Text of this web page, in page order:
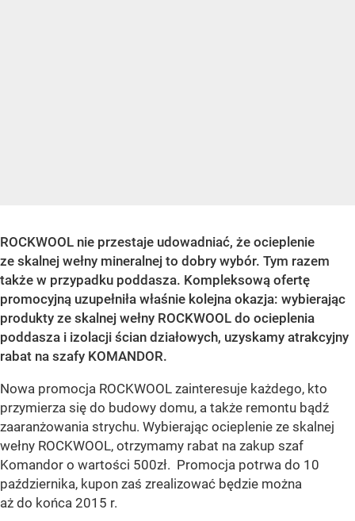
ROCKWOOL nie przestaje udowadniać, że ocieplenie
ze skalnej wełny mineralnej to dobry wybór. Tym razem
także w przypadku poddasza. Kompleksową ofertę
promocyjną uzupełniła właśnie kolejna okazja: wybierając
produkty ze skalnej wełny ROCKWOOL do ocieplenia
poddasza i izolacji ścian działowych, uzyskamy atrakcyjny
rabat na szafy KOMANDOR.
Nowa promocja ROCKWOOL zainteresuje każdego, kto
przymierza się do budowy domu, a także remontu bądź
zaaranżowania strychu. Wybierając ocieplenie ze skalnej
wełny ROCKWOOL, otrzymamy rabat na zakup szaf
Komandor o wartości 500zł. Promocja potrwa do 10
października, kupon zaś zrealizować będzie można
aż do końca 2015 r.